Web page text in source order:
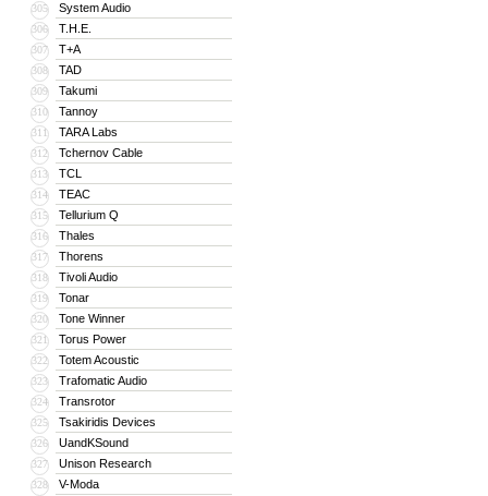
305 System Audio
306 T.H.E.
307 T+A
308 TAD
309 Takumi
310 Tannoy
311 TARA Labs
312 Tchernov Cable
313 TCL
314 TEAC
315 Tellurium Q
316 Thales
317 Thorens
318 Tivoli Audio
319 Tonar
320 Tone Winner
321 Torus Power
322 Totem Acoustic
323 Trafomatic Audio
324 Transrotor
325 Tsakiridis Devices
326 UandKSound
327 Unison Research
328 V-Moda